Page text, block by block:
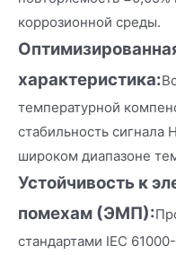
коррозионной среды.
характеристика:
температурной
стабильность
широком диапазоне
Устойчивость к
помехам (ЭМП):
стандартами IEC